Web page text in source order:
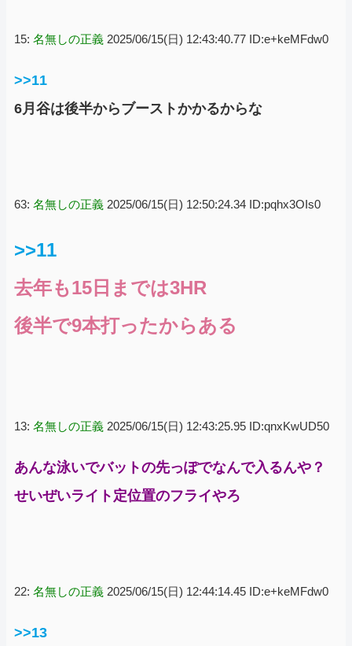
15: 名無しの正義 2025/06/15(日) 12:43:40.77 ID:e+keMFdw0
>>11
6月谷は後半からブーストかかるからな
63: 名無しの正義 2025/06/15(日) 12:50:24.34 ID:pqhx3OIs0
>>11
去年も15日までは3HR
後半で9本打ったからある
13: 名無しの正義 2025/06/15(日) 12:43:25.95 ID:qnxKwUD50
あんな泳いでバットの先っぽでなんで入るんや？
せいぜいライト定位置のフライやろ
22: 名無しの正義 2025/06/15(日) 12:44:14.45 ID:e+keMFdw0
>>13